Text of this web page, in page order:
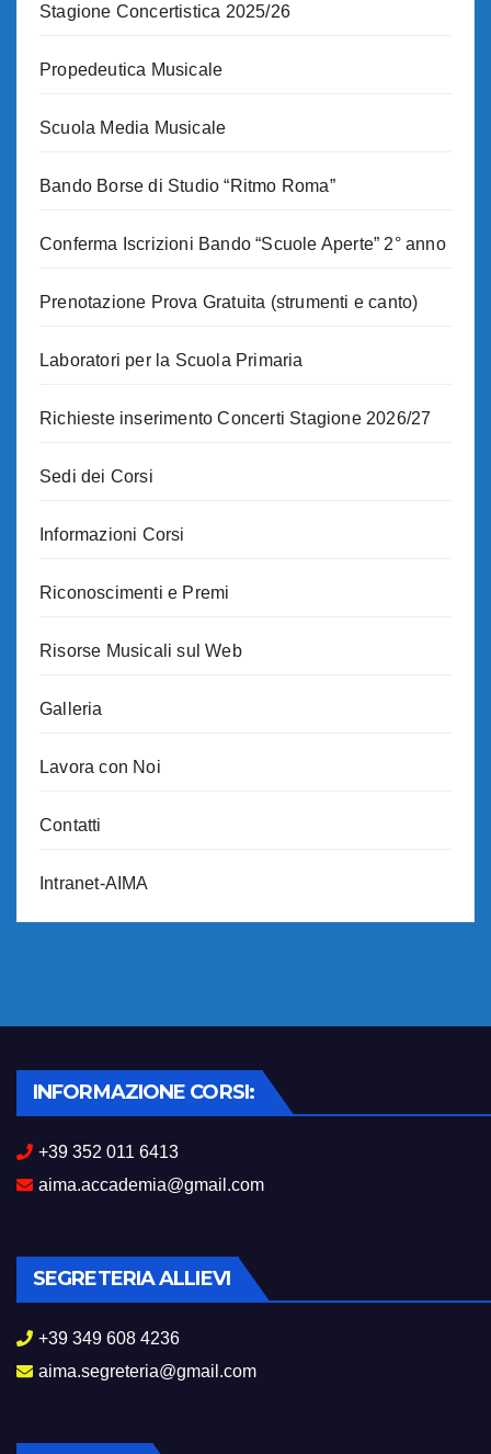
Stagione Concertistica 2025/26
Propedeutica Musicale
Scuola Media Musicale
Bando Borse di Studio “Ritmo Roma”
Conferma Iscrizioni Bando “Scuole Aperte” 2° anno
Prenotazione Prova Gratuita (strumenti e canto)
Laboratori per la Scuola Primaria
Richieste inserimento Concerti Stagione 2026/27
Sedi dei Corsi
Informazioni Corsi
Riconoscimenti e Premi
Risorse Musicali sul Web
Galleria
Lavora con Noi
Contatti
Intranet-AIMA
INFORMAZIONE CORSI:
+39 352 011 6413
aima.accademia@gmail.com
SEGRETERIA ALLIEVI
+39 349 608 4236
aima.segreteria@gmail.com